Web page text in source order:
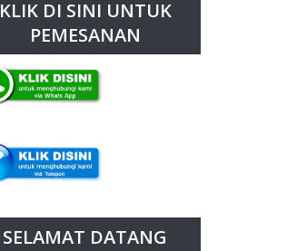
KLIK DI SINI UNTUK
PEMESANAN
SELAMAT DATANG